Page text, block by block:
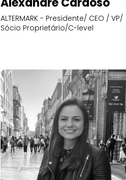
ALTERMARK - Presidente/ CEO / VP/
Sócio Proprietário/C-level